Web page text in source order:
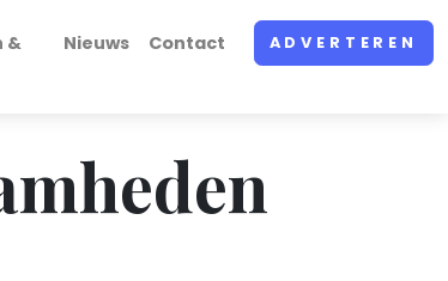
&
Nieuws Contact ADVERTEREN